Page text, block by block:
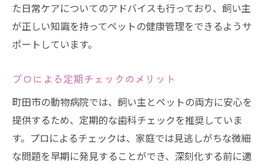
た日常ケアについてのアドバイスも行っており、飼い主
が正しい知識を持ってペットの健康管理をできるようサ
ポートしています。
プロによる定期チェックのメリット
町田市の動物病院では、飼い主とペットの両方に安心を
提供するため、定期的な歯科チェックを推奨していま
す。プロによるチェックは、家庭では見逃しがちな微細
な問題を早期に発見することができ、深刻化する前に適